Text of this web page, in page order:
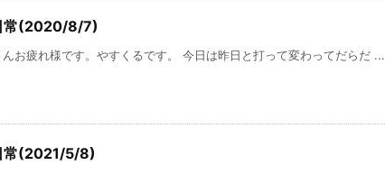
常(2020/8/7)
お疲れ様です。やすくるです。 今日は昨日と打って変わってだらだ ...
常(2021/5/8)